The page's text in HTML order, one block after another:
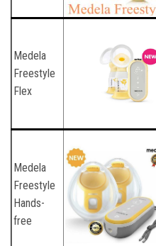
Medela
Freestyle
Flex
Medela
Freestyle
Hands-
free